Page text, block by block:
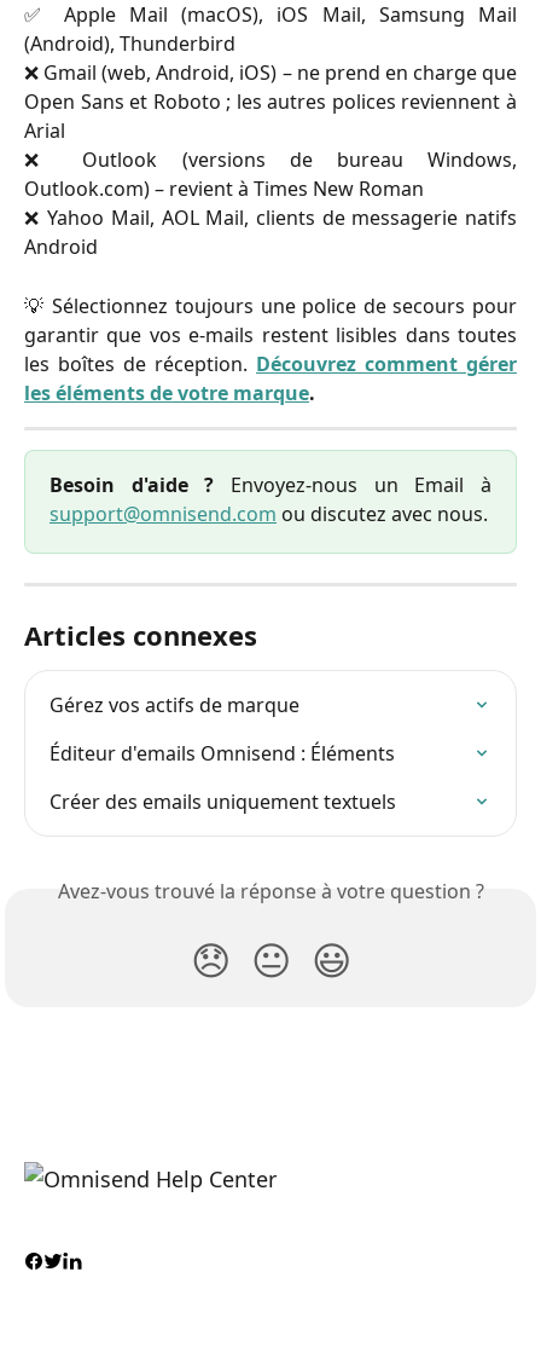
✅ Apple Mail (macOS), iOS Mail, Samsung Mail
(Android), Thunderbird
❌ Gmail (web, Android, iOS) – ne prend en charge que
Open Sans et Roboto ; les autres polices reviennent à
Arial
❌ Outlook (versions de bureau Windows,
Outlook.com) – revient à Times New Roman
❌ Yahoo Mail, AOL Mail, clients de messagerie natifs
Android
💡 Sélectionnez toujours une police de secours pour
garantir que vos e-mails restent lisibles dans toutes
les boîtes de réception. Découvrez comment gérer
les éléments de votre marque.
Besoin d'aide ? Envoyez-nous un Email à
support@omnisend.com ou discutez avec nous.
Articles connexes
Gérez vos actifs de marque
Éditeur d'emails Omnisend : Éléments
Créer des emails uniquement textuels
Avez-vous trouvé la réponse à votre question ?
😞 😐 😃